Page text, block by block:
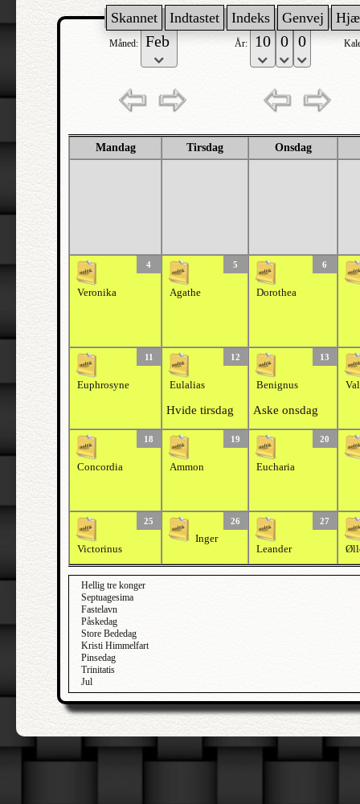
Skannet Indtastet Indeks Genvej
Måned: År:
Mandag Tirsdag Onsdag
4
Veronika
5
Agathe
6
Dorothea
11
Euphrosyne
12
Eulalias
Hvide tirsdag
13
Benignus
Aske onsdag
18
Concordia
19
Ammon
20
Eucharia
25
Victorinus
26
Inger
27
Leander
Hellig tre konger
Septuagesima
Fastelavn
Påskedag
Store Bededag
Kristi Himmelfart
Pinsedag
Trinitatis
Jul